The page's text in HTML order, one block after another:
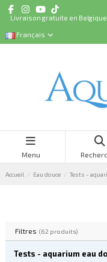
Livraison gratuite en
Français
Menu
Accueil Eau douce Tests -
Filtres (62 produits)
Tests - aquarium eau